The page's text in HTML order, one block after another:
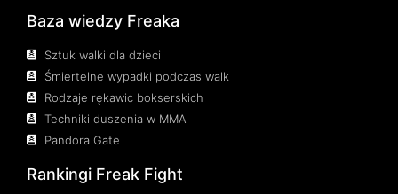
Baza wiedzy Freaka
Sztuk walki dla dzieci
Śmiertelne wypadki podczas walk
Rodzaje rękawic bokserskich
Techniki duszenia w MMA
Pandora Gate
Rankingi Freak Fight